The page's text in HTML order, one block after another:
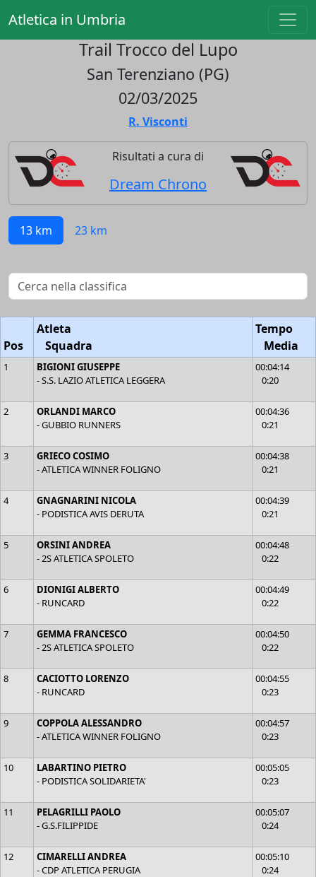
Atletica in Umbria
Trail Trocco del Lupo
San Terenziano (PG)
02/03/2025
R. Visconti
Risultati a cura di
Dream Chrono
13 km 23 km
Pos
Atleta
Squadra
Tempo
Media
1
BIGIONI GIUSEPPE
- S.S. LAZIO ATLETICA LEGGERA
00:04:14
0:20
2
ORLANDI MARCO
- GUBBIO RUNNERS
00:04:36
0:21
3
GRIECO COSIMO
- ATLETICA WINNER FOLIGNO
00:04:38
0:21
4
GNAGNARINI NICOLA
- PODISTICA AVIS DERUTA
00:04:39
0:21
5
ORSINI ANDREA
- 2S ATLETICA SPOLETO
00:04:48
0:22
6
DIONIGI ALBERTO
- RUNCARD
00:04:49
0:22
7
GEMMA FRANCESCO
- 2S ATLETICA SPOLETO
00:04:50
0:22
8
CACIOTTO LORENZO
- RUNCARD
00:04:55
0:23
9
COPPOLA ALESSANDRO
- ATLETICA WINNER FOLIGNO
00:04:57
0:23
10
LABARTINO PIETRO
- PODISTICA SOLIDARIETA'
00:05:05
0:23
11
PELAGRILLI PAOLO
- G.S.FILIPPIDE
00:05:07
0:24
12
CIMARELLI ANDREA
- CDP ATLETICA PERUGIA
00:05:10
0:24